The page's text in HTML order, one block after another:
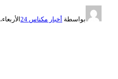
بواسطة أخبار مكناس 24 الأربعاء، 9 فبراير 2022